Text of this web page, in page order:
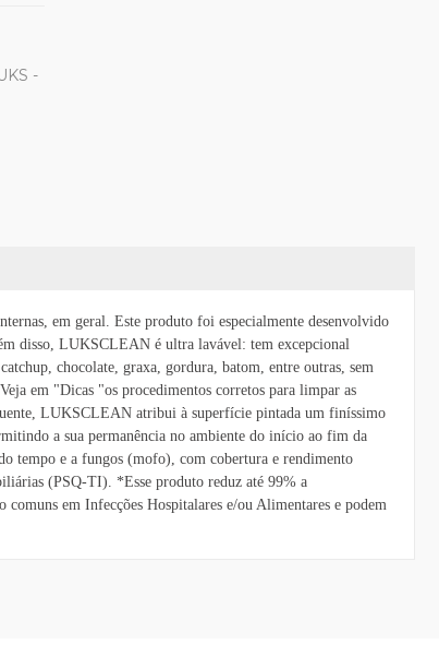
-
em geral. Este produto foi especialmente desenvolvido
disso, LUKSCLEAN é ultra lavável: tem excepcional
chocolate, graxa, gordura, batom, entre outras, sem
em "Dicas "os procedimentos corretos para limpar as
LUKSCLEAN atribui à superfície pintada um finíssimo
a sua permanência no ambiente do início ao fim da
tempo e a fungos (mofo), com cobertura e rendimento
(PSQ-TI). *Esse produto reduz até 99% a
comuns em Infecções Hospitalares e/ou Alimentares e podem